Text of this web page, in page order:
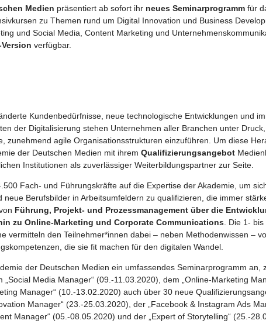
Medien präsentiert ab sofort ihr neues Seminarprogramm für
zu Themen rund um Digital Innovation und Business
und Social Media, Content Marketing und
verfügbar.
Kundenbedürfnisse, neue technologische Entwicklungen und
der Digitalisierung stehen Unternehmen aller Branchen unter
zunehmend agile Organisationsstrukturen einzuführen. Um diese
der Deutschen Medien mit ihrem Qualifizierungsangebot
Institutionen als zuverlässiger Weiterbildungspartner zur Seite.
Fach- und Führungskräfte auf die Expertise der Akademie, um
neue Berufsbilder in Arbeitsumfeldern zu qualifizieren, die immer
Führung, Projekt- und Prozessmanagement über die
zu Online-Marketing und Corporate Communications . Die 1-
vermitteln den Teilnehmer*innen dabei – neben Methodenwissen –
die sie fit machen für den digitalen Wandel.
der Deutschen Medien ein umfassendes Seminarprogramm an,
„Social Media Manager“ (09.-11.03.2020), dem „Online-Marketing
Manager“ (10.-13.02.2020) auch über 30 neue
Manager“ (23.-25.03.2020), der „Facebook & Instagram Ads
Manager“ (05.-08.05.2020) und der „Expert of Storytelling“ (25.-